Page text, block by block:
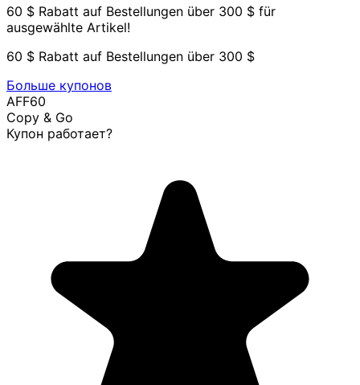
60 $ Rabatt auf Bestellungen über 300 $ für
ausgewählte Artikel!
60 $ Rabatt auf Bestellungen über 300 $
Больше купонов
AFF60
Copy & Go
Купон работает?